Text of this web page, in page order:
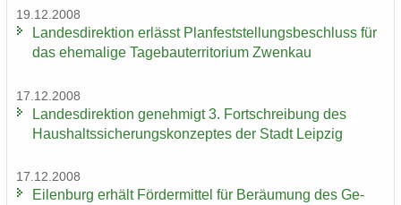
19.12.2008
Lan­des­di­rek­ti­on er­lässt Plan­fest­stel­lungs­be­schluss für
das ehe­ma­li­ge Ta­ge­bau­ter­ri­to­ri­um Zwenkau
17.12.2008
Lan­des­di­rek­ti­on ge­neh­migt 3. Fort­schrei­bung des
Haus­halts­si­che­rungs­kon­zep­tes der Stadt Leip­zig
17.12.2008
Ei­len­burg er­hält För­der­mit­tel für Be­räu­mung des Ge­